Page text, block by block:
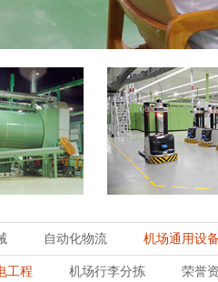
自动化物流 机场通用设备
工程 机场行李分拣 荣誉